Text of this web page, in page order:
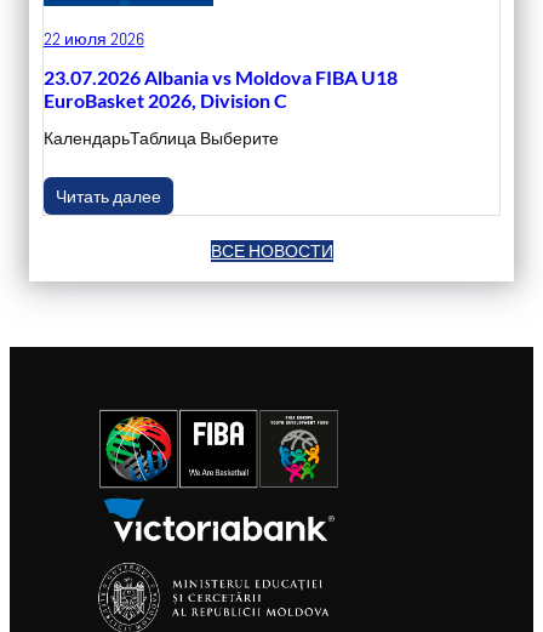
22 июля 2026
23.07.2026 Albania vs Moldova FIBA U18
EuroBasket 2026, Division C
КалендарьТаблица Выберите
Читать далее
ВСЕ НОВОСТИ